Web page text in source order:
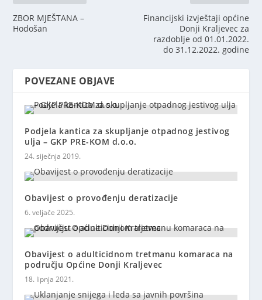
ZBOR MJEŠTANA –
Hodošan
Financijski izvještaji općine
Donji Kraljevec za
razdoblje od 01.01.2022.
do 31.12.2022. godine
POVEZANE OBJAVE
Podjela kantica za skupljanje otpadnog jestivog
ulja – GKP PRE-KOM d.o.o.
24. siječnja 2019.
Obavijest o provođenju deratizacije
6. veljače 2025.
Obavijest o adulticidnom tretmanu komaraca na
području Općine Donji Kraljevec
18. lipnja 2021.